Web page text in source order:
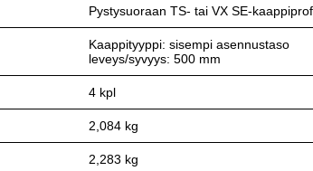
Pystysuoraan TS- tai VX SE-
Kaappityyppi: sisempi asennustaso
leveys/syvyys: 500 mm
4 kpl
2,084 kg
2,283 kg